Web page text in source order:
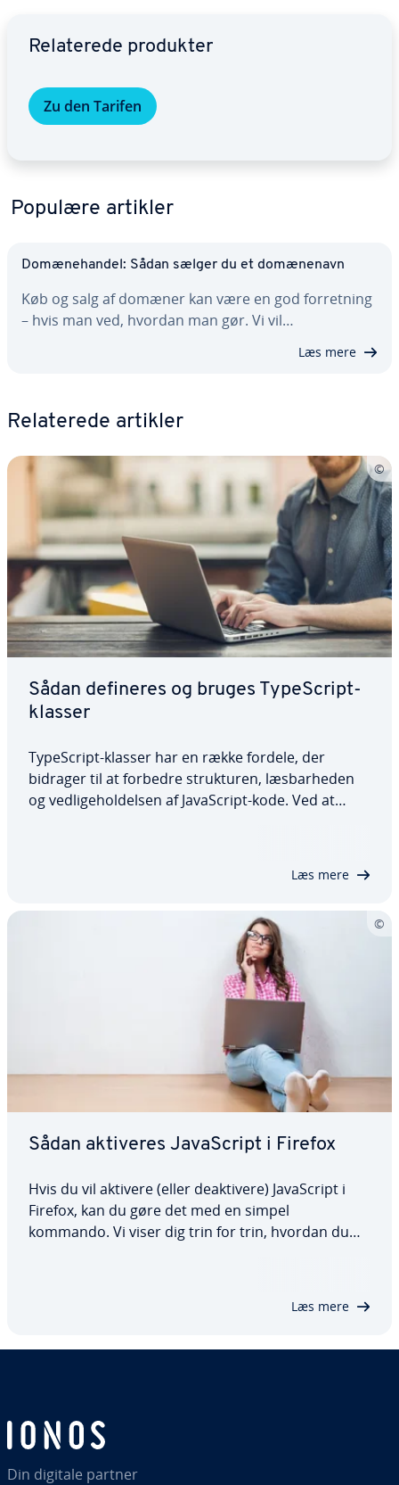
Re­la­te­re­de produkter
Zu den Tarifen
Populære artikler
Do­mæ­ne­han­del: Sådan sælger du et do­mæ­ne­navn
Køb og salg af domæner kan være en god for­ret­ning
– hvis man ved, hvordan man gør. Vi vil…
Læs mere
Re­la­te­re­de artikler
Sådan defineres og bruges Ty­pe­Script-
klasser
Ty­pe­Script-klasser har en række fordele, der
bidrager til at forbedre struk­tu­ren, læs­bar­he­den
og ved­li­ge­hol­del­sen af Ja­va­Script-kode. Ved at
Læs mere
Sådan aktiveres Ja­va­Script i Firefox
Hvis du vil aktivere (eller de­ak­ti­ve­re) Ja­va­Script i
Firefox, kan du gøre det med en simpel
kommando. Vi viser dig trin for trin, hvordan du
Læs mere
Din digitale partner